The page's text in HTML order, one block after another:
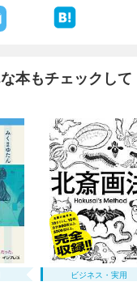
本もチェックして
ビジネス・実用